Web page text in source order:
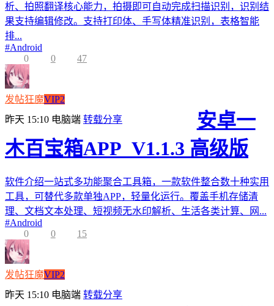
析、拍照翻译核心能力，拍摄即可自动完成扫描识别，识别结
果支持编辑修改。支持打印体、手写体精准识别，表格智能
排...
#Android
0
0 47
发帖狂魔VIP2
昨天 15:10 电脑端 转载分享
安卓一
木百宝箱APP_V1.1.3 高级版
软件介绍一站式多功能聚合工具箱，一款软件整合数十种实用
工具，可替代多款单独APP，轻量化运行。覆盖手机存储清
理、文档文本处理、短视频无水印解析、生活各类计算、网...
#Android
0
0 15
发帖狂魔VIP2
昨天 15:10 电脑端 转载分享